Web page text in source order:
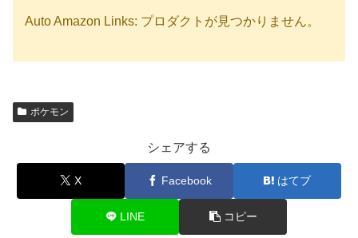
Auto Amazon Links: プロダクトが見つかりません。
ポケモン
シェアする
X Facebook はてブ
LINE コピー